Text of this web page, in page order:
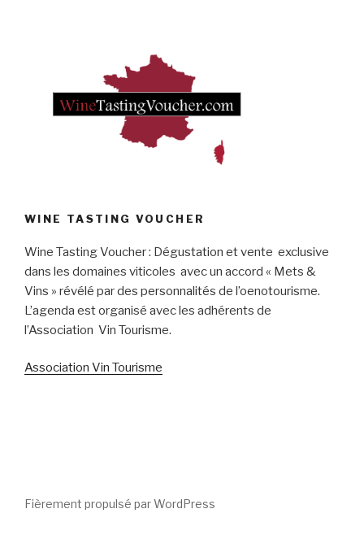
WINE TASTING VOUCHER
Wine Tasting Voucher : Dégustation et vente exclusive
dans les domaines viticoles avec un accord « Mets &
Vins » révélé par des personnalités de l’oenotourisme.
L’agenda est organisé avec les adhérents de
l’Association Vin Tourisme.
Association Vin Tourisme
Fièrement propulsé par WordPress